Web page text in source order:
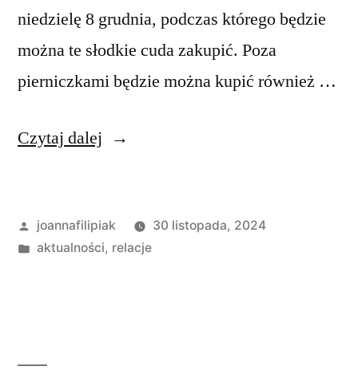
niedzielę 8 grudnia, podczas którego będzie
można te słodkie cuda zakupić. Poza
pierniczkami będzie można kupić również …
Czytaj dalej „Piernikomania”
Opublikowane
przez
joannafilipiak
30 listopada, 2024
Opublikowano
aktualności, relacje